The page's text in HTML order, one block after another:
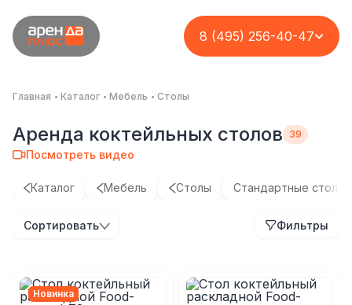
8 (495) 256-40-47
Главная Каталог Мебель Столы
Аренда коктейльных столов
Посмотреть видео
Каталог Мебель Столы Стандартные столы
Сортировать Фильтры
Новинка